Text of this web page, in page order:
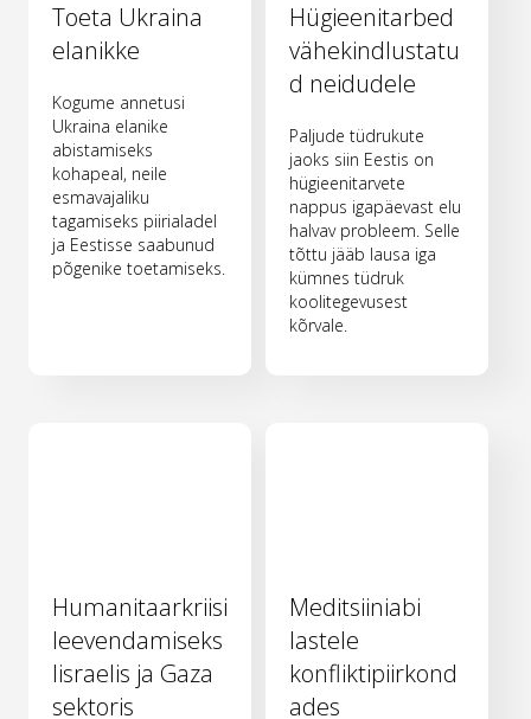
Toeta Ukraina
elanikke
Kogume annetusi
Ukraina elanike
abistamiseks
kohapeal, neile
esmavajaliku
tagamiseks piirialadel
ja Eestisse saabunud
põgenike toetamiseks.
Hügieenitarbed
vähekindlustatu
d neidudele
Paljude tüdrukute
jaoks siin Eestis on
hügieenitarvete
nappus igapäevast elu
halvav probleem. Selle
tõttu jääb lausa iga
kümnes tüdruk
koolitegevusest
kõrvale.
Humanitaarkriisi
leevendamiseks
Iisraelis ja Gaza
sektoris
Meditsiiniabi
lastele
konfliktipiirkond
ades